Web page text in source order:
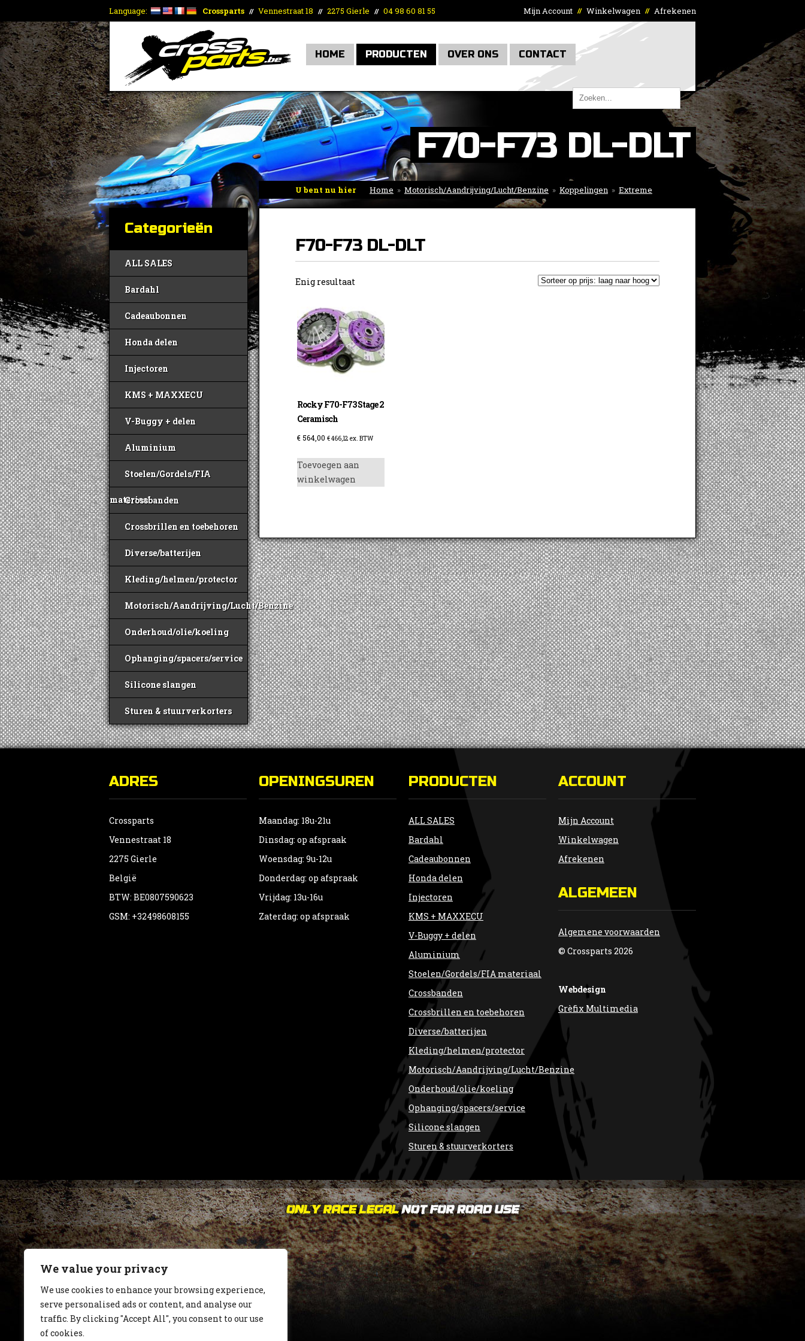
We value your privacy
We use cookies to enhance your browsing experience,
serve personalised ads or content, and analyse our
traffic. By clicking "Accept All", you consent to our use
of cookies.
Language: Crossparts // Vennestraat 18 // 2275 Gierle // 04 98 60 81 55 Mijn Account // Winkelwagen // Afrekenen
HOME PRODUCTEN OVER ONS CONTACT
F70-F73 DL-DLT
U bent nu hier Home » Motorisch/Aandrijving/Lucht/Benzine » Koppelingen » Extreme
complete sets»Daihatsu»Rocky»F70-F73 DL-DLT
Categorieën
ALL SALES
Bardahl
Cadeaubonnen
Honda delen
Injectoren
KMS + MAXXECU
V-Buggy + delen
Aluminium
Stoelen/Gordels/FIA
materiaal
Crossbanden
Crossbrillen en toebehoren
Diverse/batterijen
Kleding/helmen/protector
Motorisch/Aandrijving/Lucht/Benzine
Onderhoud/olie/koeling
Ophanging/spacers/service
Silicone slangen
Sturen & stuurverkorters
F70-F73 DL-DLT
Enig resultaat
Rocky F70-F73 Stage 2
Ceramisch
€ 564,00 €466,12 ex. BTW
Toevoegen aan
winkelwagen
ADRES
Crossparts
Vennestraat 18
2275 Gierle
België
BTW: BE0807590623
GSM: +32498608155
OPENINGSUREN
Maandag: 18u-21u
Dinsdag: op afspraak
Woensdag: 9u-12u
Donderdag: op afspraak
Vrijdag: 13u-16u
Zaterdag: op afspraak
PRODUCTEN
ALL SALES
Bardahl
Cadeaubonnen
Honda delen
Injectoren
KMS + MAXXECU
V-Buggy + delen
Aluminium
Stoelen/Gordels/FIA materiaal
Crossbanden
Crossbrillen en toebehoren
Diverse/batterijen
Kleding/helmen/protector
Motorisch/Aandrijving/Lucht/Benzine
Onderhoud/olie/koeling
Ophanging/spacers/service
Silicone slangen
Sturen & stuurverkorters
ACCOUNT
Mijn Account
Winkelwagen
Afrekenen
ALGEMEEN
Algemene voorwaarden
© Crossparts 2026
Webdesign
Grèfix Multimedia